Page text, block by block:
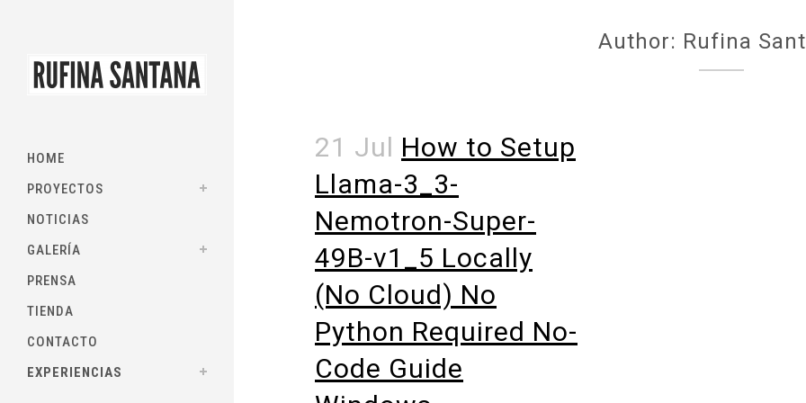
HOME
PROYECTOS
NOTICIAS
GALERÍA
PRENSA
TIENDA
CONTACTO
EXPERIENCIAS
Author: Rufina
21 Jul How to Setup
Llama-3_3-
Nemotron-Super-
49B-v1_5 Locally
(No Cloud) No
Python Required No-
Code Guide